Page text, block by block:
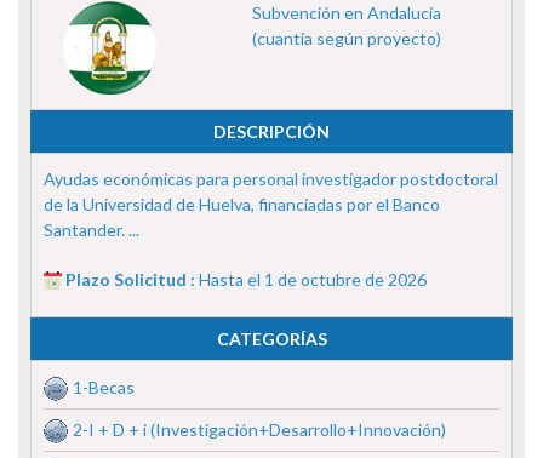
Subvención en Andalucía
(cuantía según proyecto)
DESCRIPCIÓN
Ayudas económicas para personal investigador postdoctoral
de la Universidad de Huelva, financiadas por el Banco
Santander. ...
Plazo Solicitud : Hasta el 1 de octubre de 2026
CATEGORÍAS
1-Becas
2-I + D + i (Investigación+Desarrollo+Innovación)